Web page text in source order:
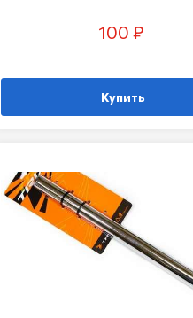
100 ₽
Купить